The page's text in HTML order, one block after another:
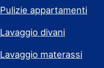
Pulizie appartamenti
Lavaggio divani
Lavaggio materassi